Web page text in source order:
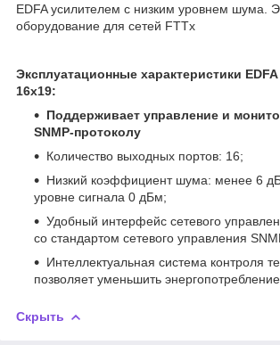
EDFA усилителем с низким уровнем шума.
оборудование для сетей FTTx
Эксплуатационные характеристики EDFA
16x19:
Поддерживает управление и
SNMP-протоколу
Количество выходных портов: 16;
Низкий коэффициент шума: менее 6
уровне сигнала 0 дБм;
Удобный интерфейс сетевого
со стандартом сетевого управления
Интеллектуальная система контроля
позволяет уменьшить энергопотребление.
Скрыть